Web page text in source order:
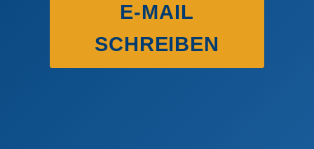
E-MAIL
SCHREIBEN